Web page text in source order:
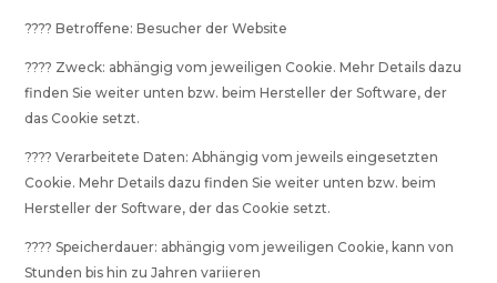
???? Betroffene: Besucher der Website
???? Zweck: abhängig vom jeweiligen Cookie. Mehr Details dazu
finden Sie weiter unten bzw. beim Hersteller der Software, der
das Cookie setzt.
???? Verarbeitete Daten: Abhängig vom jeweils eingesetzten
Cookie. Mehr Details dazu finden Sie weiter unten bzw. beim
Hersteller der Software, der das Cookie setzt.
???? Speicherdauer: abhängig vom jeweiligen Cookie, kann von
Stunden bis hin zu Jahren variieren